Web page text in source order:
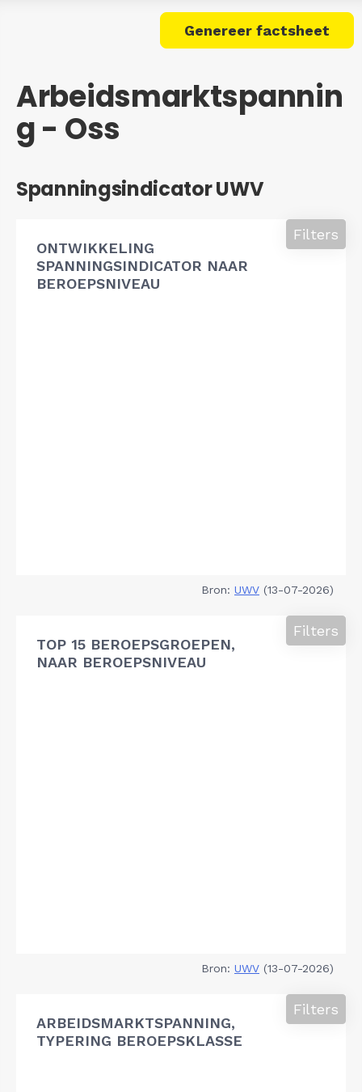
Genereer factsheet
Arbeidsmarktspannin
g - Oss
Spanningsindicator UWV
ONTWIKKELING
SPANNINGSINDICATOR NAAR
BEROEPSNIVEAU
Filters
Bron: UWV (13-07-2026)
TOP 15 BEROEPSGROEPEN,
NAAR BEROEPSNIVEAU
Filters
Bron: UWV (13-07-2026)
ARBEIDSMARKTSPANNING,
TYPERING BEROEPSKLASSE
Filters